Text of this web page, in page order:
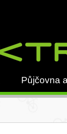
Půjčovna